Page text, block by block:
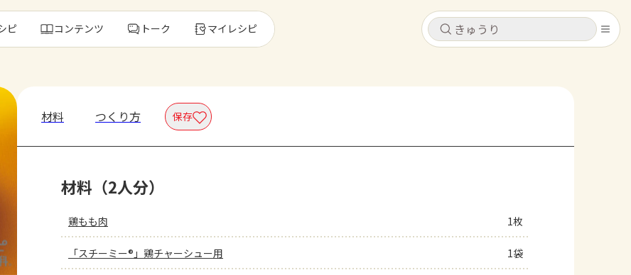
キャンセル
レシピ
キャンセル
ピ コンテンツ トーク マイレシピ
材料 つくり方 保存
材料（2人分）
鶏もも肉 1枚
「スチーミー®」鶏チャーシュー用 1袋